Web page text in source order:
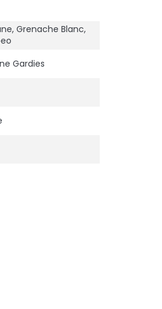
, Grenache Blanc,
Gardies